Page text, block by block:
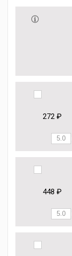
272 ₽
448 ₽